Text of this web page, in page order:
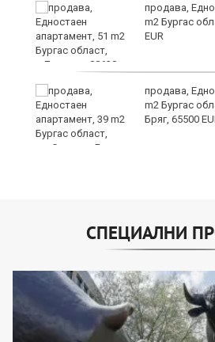
продава,
m2 Бургас
EUR
продава,
m2 Бургас
Бряг, 65500
СПЕЦИАЛНИ